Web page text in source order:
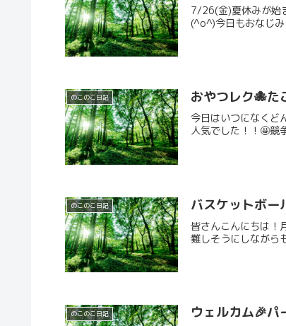
7/26(金)夏休みが始
(^o^)今日もおなじ
のこのこ日記 おやつレク🐙た
今日はいつになくど
人気でした！！🤩競
のこのこ日記 バスケットボー
皆さんこんにちは！
難しそうにしながら
のこのこ日記 ウェルカム🎉パ